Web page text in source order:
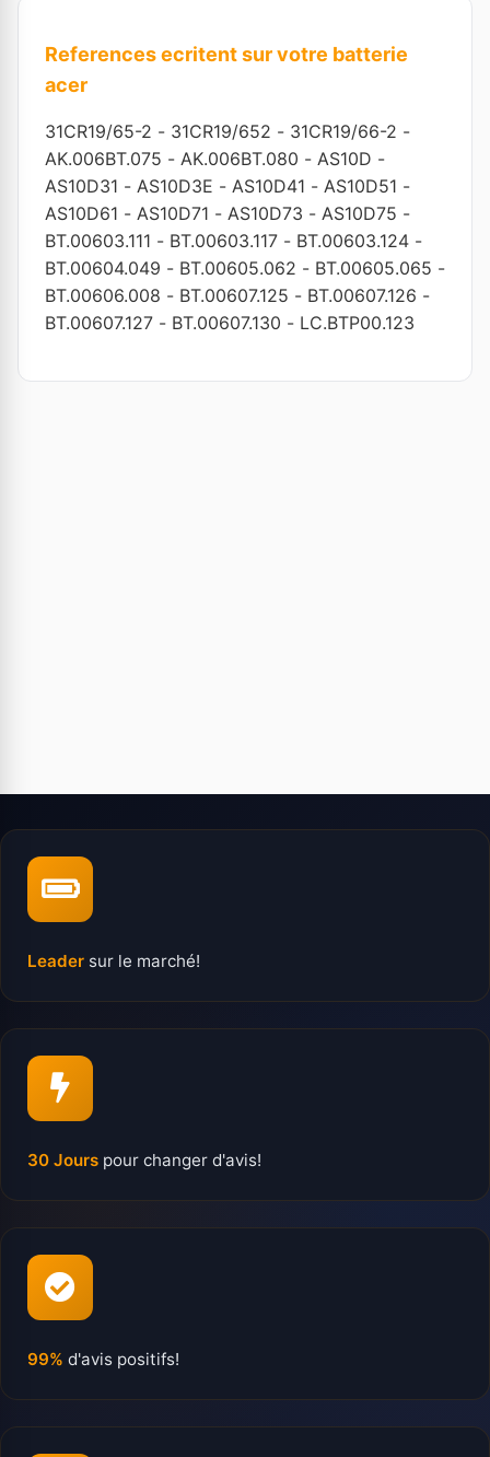
References ecritent sur votre batterie
acer
31CR19/65-2 - 31CR19/652 - 31CR19/66-2 -
AK.006BT.075 - AK.006BT.080 - AS10D -
AS10D31 - AS10D3E - AS10D41 - AS10D51 -
AS10D61 - AS10D71 - AS10D73 - AS10D75 -
BT.00603.111 - BT.00603.117 - BT.00603.124 -
BT.00604.049 - BT.00605.062 - BT.00605.065 -
BT.00606.008 - BT.00607.125 - BT.00607.126 -
BT.00607.127 - BT.00607.130 - LC.BTP00.123
Leader sur le marché!
30 Jours pour changer d'avis!
99% d'avis positifs!